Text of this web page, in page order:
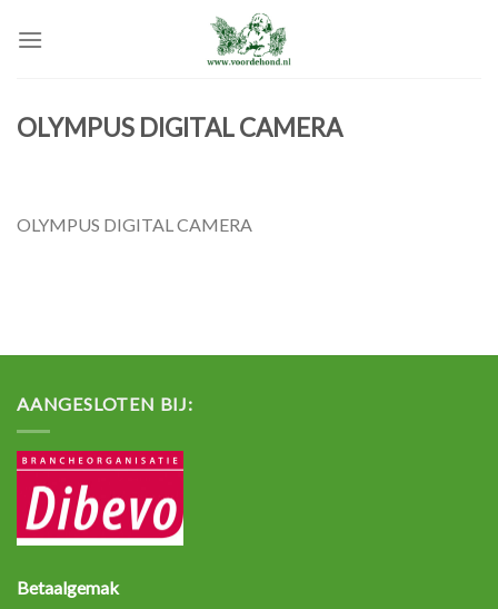
OLYMPUS DIGITAL CAMERA
OLYMPUS DIGITAL CAMERA
AANGESLOTEN BIJ:
Betaalgemak